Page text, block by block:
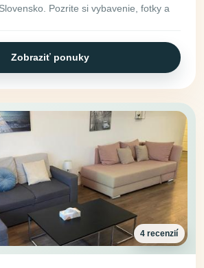
Pozrite si vybavenie, fotky a
Zobraziť ponuky
4 recenzií